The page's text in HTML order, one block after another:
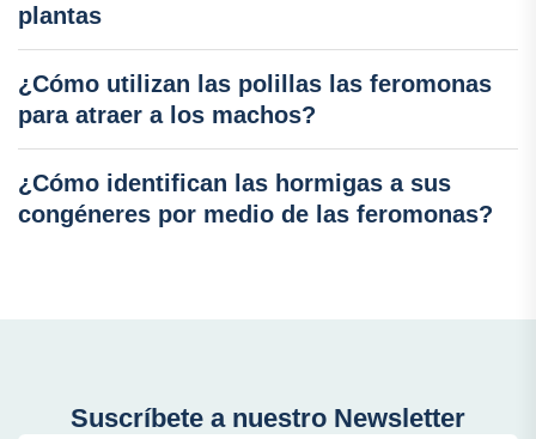
plantas
¿Cómo utilizan las polillas las feromonas
para atraer a los machos?
¿Cómo identifican las hormigas a sus
congéneres por medio de las feromonas?
Suscríbete a nuestro Newsletter